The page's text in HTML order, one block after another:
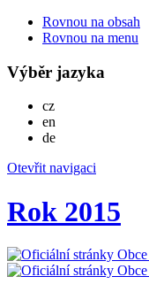
Rovnou na obsah
Rovnou na menu
Výběr jazyka
czČesky
en
deDeutsch
Otevřit navigaci
Rok 2015